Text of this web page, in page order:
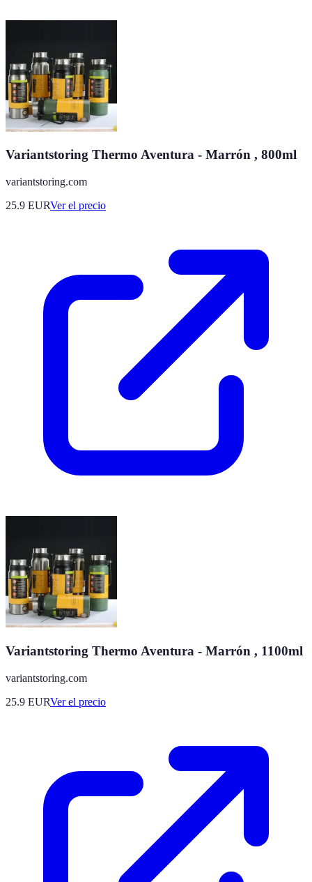
Variantstoring Thermo Aventura - Marrón , 800ml
variantstoring.com
25.9 EURVer el precio
Variantstoring Thermo Aventura - Marrón , 1100ml
variantstoring.com
25.9 EURVer el precio